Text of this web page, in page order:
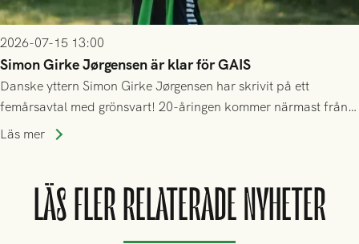
2026-07-15 13:00
Simon Girke Jørgensen är klar för GAIS
Danske yttern Simon Girke Jørgensen har skrivit på ett
femårsavtal med grönsvart! 20-åringen kommer närmast från
spel i färöiska Skála IF.
Läs mer
LÄS FLER RELATERADE NYHETER